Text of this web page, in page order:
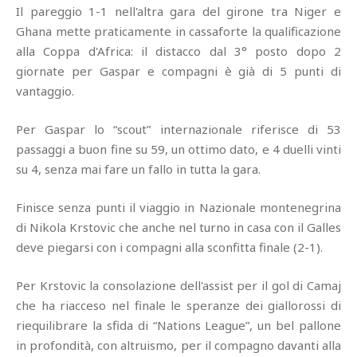
Il pareggio 1-1 nell'altra gara del girone tra Niger e
Ghana mette praticamente in cassaforte la qualificazione
alla Coppa d'Africa: il distacco dal 3° posto dopo 2
giornate per Gaspar e compagni è già di 5 punti di
vantaggio.
Per Gaspar lo “scout” internazionale riferisce di 53
passaggi a buon fine su 59, un ottimo dato, e 4 duelli vinti
su 4, senza mai fare un fallo in tutta la gara.
Finisce senza punti il viaggio in Nazionale montenegrina
di Nikola Krstovic che anche nel turno in casa con il Galles
deve piegarsi con i compagni alla sconfitta finale (2-1).
Per Krstovic la consolazione dell'assist per il gol di Camaj
che ha riacceso nel finale le speranze dei giallorossi di
riequilibrare la sfida di “Nations League”, un bel pallone
in profondità, con altruismo, per il compagno davanti alla